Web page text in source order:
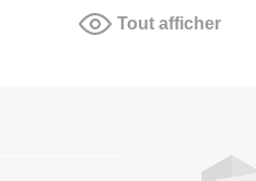
Tout afficher